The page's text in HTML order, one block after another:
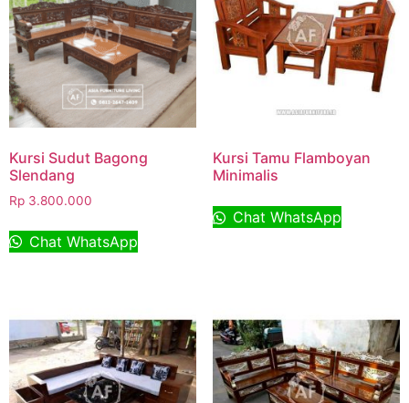
Kursi Sudut Bagong
Slendang
Rp 3.800.000
Chat WhatsApp
Kursi Tamu Flamboyan
Minimalis
Chat WhatsApp